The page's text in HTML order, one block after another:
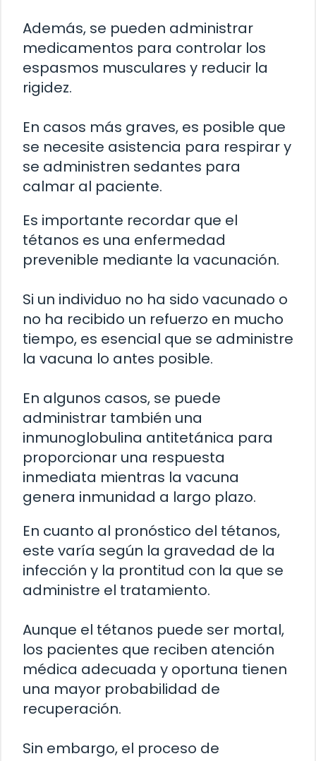
Además, se pueden administrar
medicamentos para controlar los
espasmos musculares y reducir la
rigidez.
En casos más graves, es posible que
se necesite asistencia para respirar y
se administren sedantes para
calmar al paciente.
Es importante recordar que el
tétanos es una enfermedad
prevenible mediante la vacunación.
Si un individuo no ha sido vacunado o
no ha recibido un refuerzo en mucho
tiempo, es esencial que se administre
la vacuna lo antes posible.
En algunos casos, se puede
administrar también una
inmunoglobulina antitetánica para
proporcionar una respuesta
inmediata mientras la vacuna
genera inmunidad a largo plazo.
En cuanto al pronóstico del tétanos,
este varía según la gravedad de la
infección y la prontitud con la que se
administre el tratamiento.
Aunque el tétanos puede ser mortal,
los pacientes que reciben atención
médica adecuada y oportuna tienen
una mayor probabilidad de
recuperación.
Sin embargo, el proceso de